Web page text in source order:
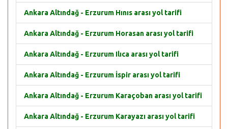
Ankara Altındağ - Erzurum Hınıs arası yol tarifi
Ankara Altındağ - Erzurum Horasan arası yol tarifi
Ankara Altındağ - Erzurum Ilıca arası yol tarifi
Ankara Altındağ - Erzurum İspir arası yol tarifi
Ankara Altındağ - Erzurum Karaçoban arası yol tarifi
Ankara Altındağ - Erzurum Karayazı arası yol tarifi